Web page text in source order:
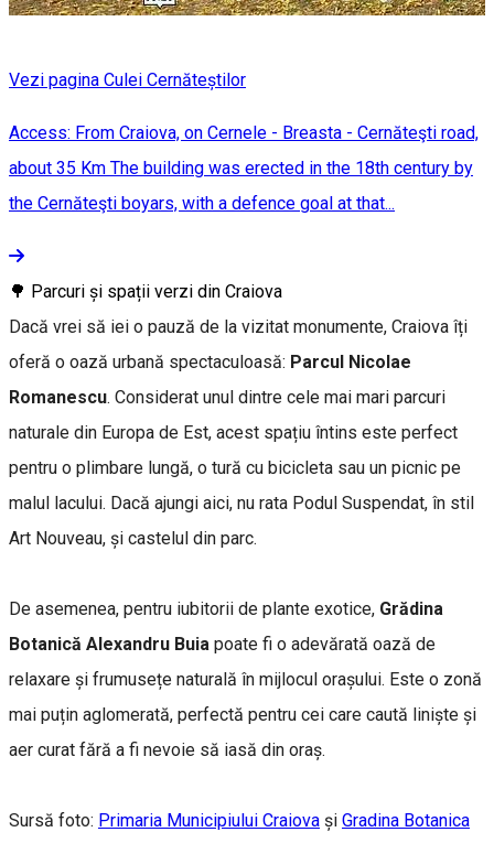
Vezi pagina Culei Cernăteștilor
Access: From Craiova, on Cernele - Breasta - Cernăteşti road,
about 35 Km The building was erected in the 18th century by
the Cernăteşti boyars, with a defence goal at that...
🌳 Parcuri și spații verzi din Craiova
Dacă vrei să iei o pauză de la vizitat monumente, Craiova îți
oferă o oază urbană spectaculoasă: Parcul Nicolae
Romanescu. Considerat unul dintre cele mai mari parcuri
naturale din Europa de Est, acest spațiu întins este perfect
pentru o plimbare lungă, o tură cu bicicleta sau un picnic pe
malul lacului. Dacă ajungi aici, nu rata Podul Suspendat, în stil
Art Nouveau, și castelul din parc.
De asemenea, pentru iubitorii de plante exotice, Grădina
Botanică Alexandru Buia poate fi o adevărată oază de
relaxare și frumusețe naturală în mijlocul orașului. Este o zonă
mai puțin aglomerată, perfectă pentru cei care caută liniște și
aer curat fără a fi nevoie să iasă din oraș.
Sursă foto: Primaria Municipiului Craiova și Gradina Botanica